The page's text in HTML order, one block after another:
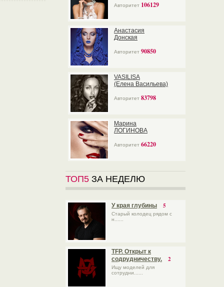
Авторитет 106129
Анастасия
Донская
Авторитет 90850
VASILISA
(Елена Васильева)
Авторитет 83798
Марина
ЛОГИНОВА
Авторитет 66220
ТОП5 ЗА НЕДЕЛЮ
У края глубины 5
Старый колодец рядом с
н......
TFP. Открыт к
содрудничеству.
2
Ищу моделей для
сотрудни......